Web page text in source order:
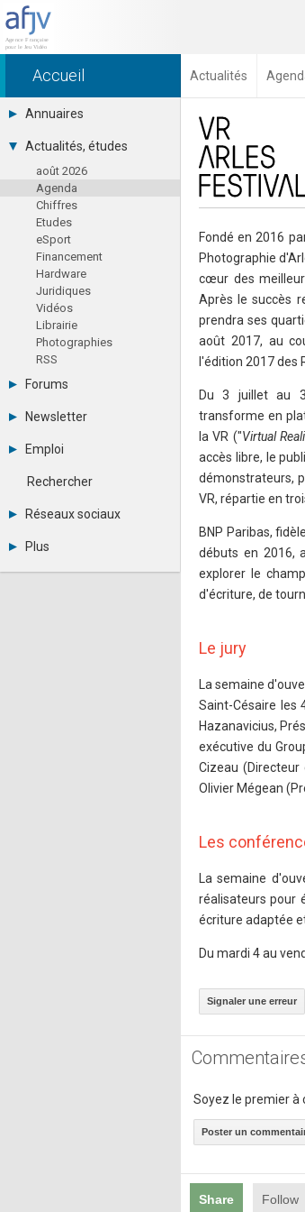
Accueil Actualités
Annuaires
Toutes les sociétés (691)
Studios (418)
Editeurs (49)
Distributeurs (16)
Hard. / Accessoires (10)
Middlewares (15)
Prestataires (99)
Assoc. / Syndicats (21)
Formations / Ecoles (46)
Presse spécialisée (17)
Actualités, études
août 2026
Agenda
Chiffres
Etudes
eSport
Financement
Hardware
Juridiques
Vidéos
Librairie
Photographies
RSS
Forums
Tous les forums
Se connecter
Messages privés
Contacter un modérateur
Newsletter
Archives
Abonnement
Emploi
Consulter les annonces
Observatoire de l'emploi
Rechercher
Réseaux sociaux
LinkedIn
Plus
Annonceurs
Fondé en 2016
Photographie
cœur des
Après le succès
prendra ses
août 2017, au
l'édition 2017 des
Du 3 juillet au
transforme en
la VR ("Virtual
accès libre, le
démonstrateurs,
VR, répartie en
BNP Paribas,
débuts en 2016,
explorer le
d'écriture, de
Le jury
La semaine
Saint-Césaire les
Hazanavicius,
exécutive du
Cizeau
Olivier Mégean
Les
La semaine
réalisateurs pour
écriture adaptée
Du mardi 4 au
Signaler une erreur
Soyez le premier
Poster un
Share Follow